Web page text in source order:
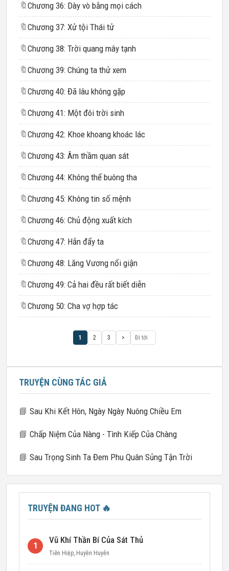
🔖 Chương 36: Dày vò bằng mọi cách
🔖 Chương 37: Xử tội Thái tử
🔖 Chương 38: Trời quang mây tạnh
🔖 Chương 39: Chúng ta thử xem
🔖 Chương 40: Đã lâu không gặp
🔖 Chương 41: Một đôi trời sinh
🔖 Chương 42: Khoe khoang khoác lác
🔖 Chương 43: Âm thầm quan sát
🔖 Chương 44: Không thể buông tha
🔖 Chương 45: Không tin số mệnh
🔖 Chương 46: Chủ động xuất kích
🔖 Chương 47: Hắn đẩy ta
🔖 Chương 48: Lăng Vương nổi giận
🔖 Chương 49: Cả hai đều rất biết diễn
🔖 Chương 50: Cha vợ hợp tác
1 2 3 >
TRUYỆN CÙNG TÁC GIẢ
📘 Sau Khi Kết Hôn, Ngày Ngày Nuông Chiều Em
📘 Chấp Niệm Của Nàng - Tình Kiếp Của Chàng
📘 Sau Trọng Sinh Ta Đem Phu Quân Sủng Tận Trời
TRUYỆN ĐANG HOT 🔥
1
Vũ Khí Thần Bí Của Sát Thủ
Tiên Hiệp, Huyền Huyễn